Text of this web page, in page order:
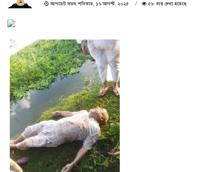
আপডেট সময় শনিবার, ১৬ আগস্ট, ২০২৫ ৫৮ বার দেখা হয়েছে